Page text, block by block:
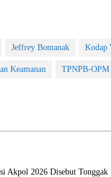
Jeffrey Bomanak Kodap
Keamanan TPNPB-OPM
Akpol 2026 Disebut Tonggak